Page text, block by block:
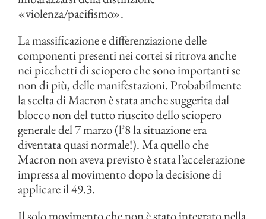
«violenza/pacifismo».
La massificazione e differenziazione delle
componenti presenti nei cortei si ritrova anche
nei picchetti di sciopero che sono importanti se
non di più, delle manifestazioni. Probabilmente
la scelta di Macron è stata anche suggerita dal
blocco non del tutto riuscito dello sciopero
generale del 7 marzo (l’8 la situazione era
diventata quasi normale!). Ma quello che
Macron non aveva previsto è stata l’accelerazione
impressa al movimento dopo la decisione di
applicare il 49.3.
Il solo movimento che non è stato integrato nella